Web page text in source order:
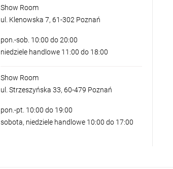
Show Room
ul. Klenowska 7, 61-302 Poznań
pon.-sob. 10:00 do 20:00
niedziele handlowe 11:00 do 18:00
Show Room
ul. Strzeszyńska 33, 60-479 Poznań
pon.-pt. 10:00 do 19:00
sobota, niedziele handlowe 10:00 do 17:00